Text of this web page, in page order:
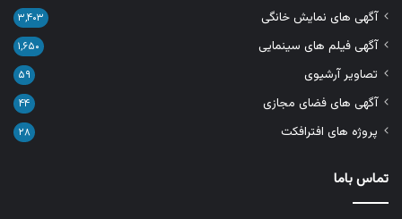
آگهی های نمایش خانگی ۳,۴۰۳
آگهی فیلم های سینمایی ۱,۶۵۰
تصاویر آرشیوی ۵۹
آگهی های فضای مجازی ۴۴
پروژه های افترافکت ۲۸
تماس باما